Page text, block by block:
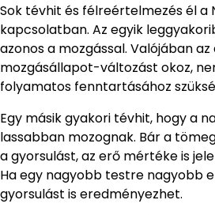
Sok tévhit és félreértelmezés él a
kapcsolatban. Az egyik
azonos a mozgással. Valójában
mozgásállapot-változást okoz,
folyamatos fenntartásához
Egy másik gyakori tévhit, hogy a
lassabban mozognak. Bár a
a gyorsulást, az erő mértéke is
Ha egy nagyobb testre nagyobb
gyorsulást is eredményezhet.